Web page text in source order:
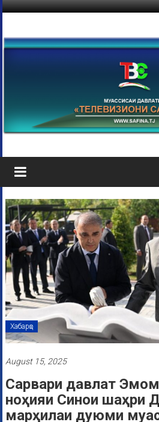
Хабарҳо
August 15, 2025
Сарвари давлат
ноҳияи Синои шаҳри
марҳилаи дуюми